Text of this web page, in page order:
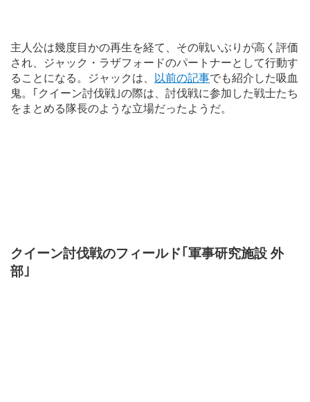
主人公は幾度目かの再生を経て、その戦いぶりが高く評価
され、ジャック・ラザフォードのパートナーとして行動す
ることになる。ジャックは、 以前の記事でも紹介した吸血
鬼。｢クイーン討伐戦｣の際は、討伐戦に参加した戦士たち
をまとめる隊長のような立場だったようだ。
クイーン討伐戦のフィールド｢軍事研究施設 外
部｣